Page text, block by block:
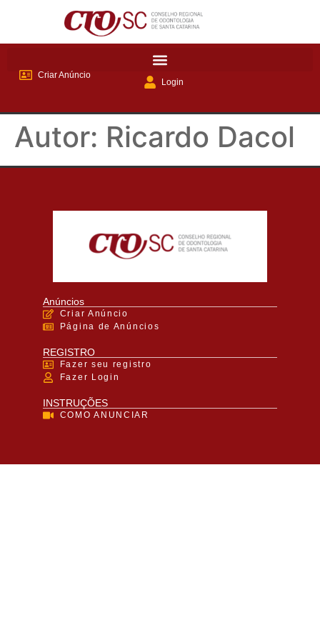
Criar Anúncio
Login
Autor: Ricardo Dacol
Anúncios
Criar Anúncio
Página de Anúncios
REGISTRO
Fazer seu registro
Fazer Login
INSTRUÇÕES
COMO ANUNCIAR